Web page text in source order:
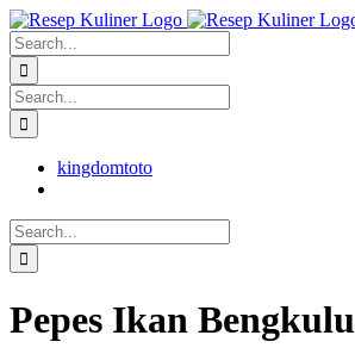
Skip
to
content
facebook
twitter
instagram
pinterest
Search
for:
Search
for:
kingdomtoto
Search
for:
Pepes Ikan Bengkulu